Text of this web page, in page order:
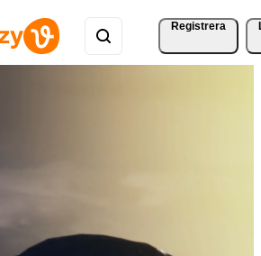
Registrera